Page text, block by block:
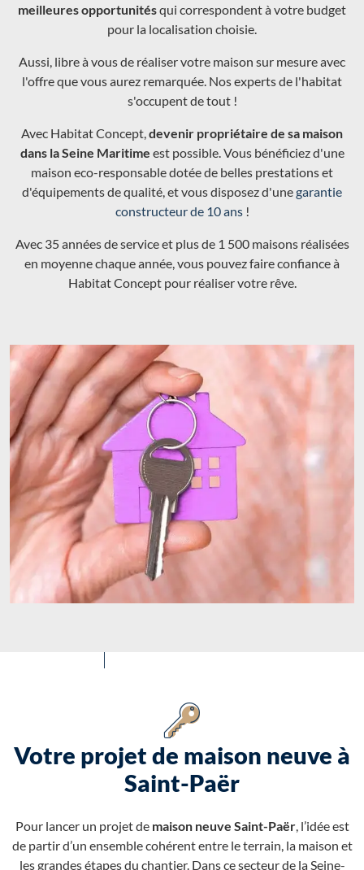
meilleures opportunitésqui correspondent à votre budget
pour la localisation choisie.
Aussi, libre à vous de réaliser votre maison sur mesure avec
l'offre que vous aurez remarquée. Nos experts de l'habitat
s'occupent de tout !
Avec Habitat Concept,devenir propriétaire de sa maison
dans la Seine Maritime est possible. Vous bénéficiez d'une
maison eco-responsable dotée de belles prestations et
d'équipements de qualité, et vous disposez d'unegarantie
constructeur de 10 ans!
Avec 35 années de service et plus de 1 500 maisons réalisées
en moyenne chaque année, vous pouvez faire confiance à
Habitat Concept pour réaliser votre rêve.
Votre projet de maison neuve à
Saint-Paër
Pour lancer un projet de maison neuve Saint-Paër, l’idée est
de partir d’un ensemble cohérent entre le terrain, la maison et
les grandes étapes du chantier. Dans ce secteur de la Seine-